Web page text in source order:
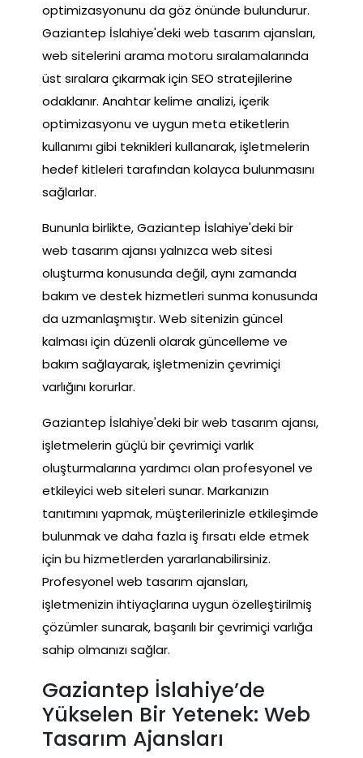
optimizasyonunu da göz önünde bulundurur.
Gaziantep İslahiye'deki web tasarım ajansları,
web sitelerini arama motoru sıralamalarında
üst sıralara çıkarmak için SEO stratejilerine
odaklanır. Anahtar kelime analizi, içerik
optimizasyonu ve uygun meta etiketlerin
kullanımı gibi teknikleri kullanarak, işletmelerin
hedef kitleleri tarafından kolayca bulunmasını
sağlarlar.
Bununla birlikte, Gaziantep İslahiye'deki bir
web tasarım ajansı yalnızca web sitesi
oluşturma konusunda değil, aynı zamanda
bakım ve destek hizmetleri sunma konusunda
da uzmanlaşmıştır. Web sitenizin güncel
kalması için düzenli olarak güncelleme ve
bakım sağlayarak, işletmenizin çevrimiçi
varlığını korurlar.
Gaziantep İslahiye'deki bir web tasarım ajansı,
işletmelerin güçlü bir çevrimiçi varlık
oluşturmalarına yardımcı olan profesyonel ve
etkileyici web siteleri sunar. Markanızın
tanıtımını yapmak, müşterilerinizle etkileşimde
bulunmak ve daha fazla iş fırsatı elde etmek
için bu hizmetlerden yararlanabilirsiniz.
Profesyonel web tasarım ajansları,
işletmenizin ihtiyaçlarına uygun özelleştirilmiş
çözümler sunarak, başarılı bir çevrimiçi varlığa
sahip olmanızı sağlar.
Gaziantep İslahiye’de
Yükselen Bir Yetenek: Web
Tasarım Ajansları